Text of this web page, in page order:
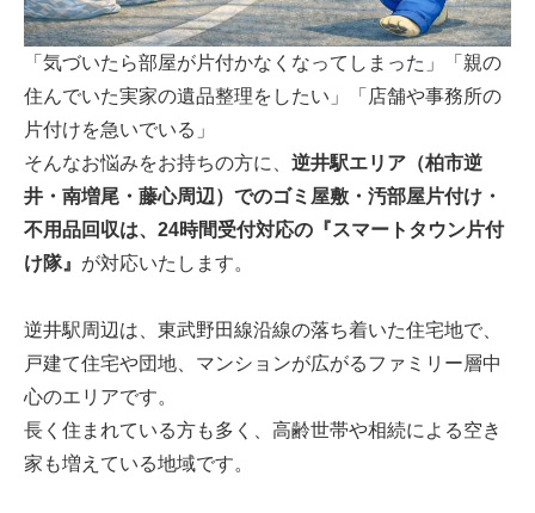
「気づいたら部屋が片付かなくなってしまった」「親の
住んでいた実家の遺品整理をしたい」「店舗や事務所の
片付けを急いでいる」
そんなお悩みをお持ちの方に、 逆井駅エリア（柏市逆
井・南増尾・藤心周辺）でのゴミ屋敷・汚部屋片付け・
不用品回収は、24時間受付対応の『スマートタウン片付
け隊』 が対応いたします。
逆井駅周辺は、東武野田線沿線の落ち着いた住宅地で、
戸建て住宅や団地、マンションが広がるファミリー層中
心のエリアです。
長く住まれている方も多く、高齢世帯や相続による空き
家も増えている地域です。